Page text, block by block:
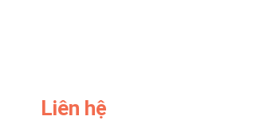
Liên hệ